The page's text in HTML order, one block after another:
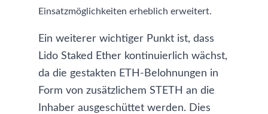
Einsatzmöglichkeiten erheblich erweitert.
Ein weiterer wichtiger Punkt ist, dass
Lido Staked Ether kontinuierlich wächst,
da die gestakten ETH-Belohnungen in
Form von zusätzlichem STETH an die
Inhaber ausgeschüttet werden. Dies